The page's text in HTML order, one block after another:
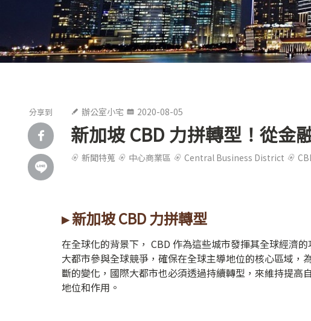
分享到 辦公室小宅 2020-08-05
新加坡 CBD 力拼轉型！從金
新聞特蒐 中心商業區 Central Business District
▸ 新加坡 CBD 力拼轉型
在全球化的背景下， CBD 作為這些城市發揮其全球經濟
大都市參與全球競爭，確保在全球主導地位的核心區域，
斷的變化，國際大都市也必須透過持續轉型，來維持提高
地位和作用。